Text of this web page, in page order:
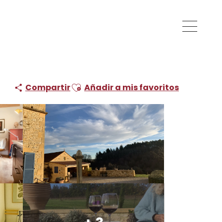
CompartirAjouter aux favoris
Añadir a mis favoritos